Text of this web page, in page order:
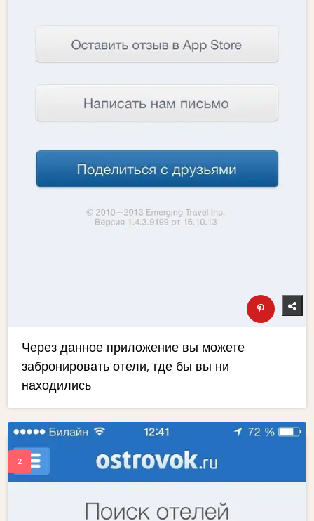
Через данное приложение вы можете
забронировать отели, где бы вы ни
находились